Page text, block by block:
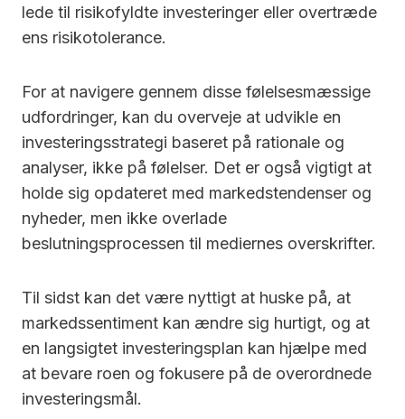
lede til risikofyldte investeringer eller overtræde
ens risikotolerance.
For at navigere gennem disse følelsesmæssige
udfordringer, kan du overveje at udvikle en
investeringsstrategi baseret på rationale og
analyser, ikke på følelser. Det er også vigtigt at
holde sig opdateret med markedstendenser og
nyheder, men ikke overlade
beslutningsprocessen til mediernes overskrifter.
Til sidst kan det være nyttigt at huske på, at
markedssentiment kan ændre sig hurtigt, og at
en langsigtet investeringsplan kan hjælpe med
at bevare roen og fokusere på de overordnede
investeringsmål.